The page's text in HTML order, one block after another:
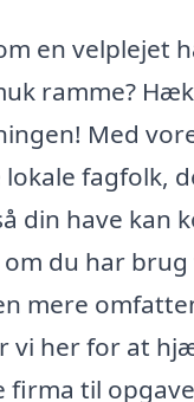
en velplejet
ramme?
Med
fagfolk,
din have kan
du har
mere
vi her for at
til